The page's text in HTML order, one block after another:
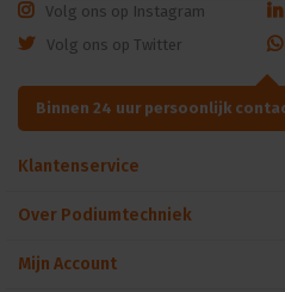
Volg ons op Instagram
Volg ons op Twitter
Binnen 24 uur persoonlijk
Klantenservice
Over Podiumtechniek
Mijn Account